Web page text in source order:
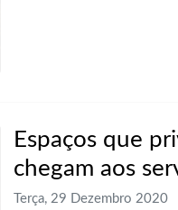
Espaços que
chegam aos
Terça, 29 Dezembro 2020